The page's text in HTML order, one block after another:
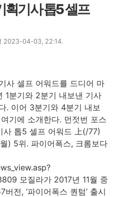
획기사 톱5 셀프
2023-04-03, 22:14.
사 셀프 어워드를 드디어 마
1분기와 2분기 내보낸 기사
. 이어 3분기와 4분기 내보
기에 소개한다. 먼젓번 포스
사 톱5 셀프 어워드 上(/77)
) 5위. 파이어폭스, 크롬보다
모질라가 2017년 11월 중
전, ‘파이어폭스 퀀텀’ 출시